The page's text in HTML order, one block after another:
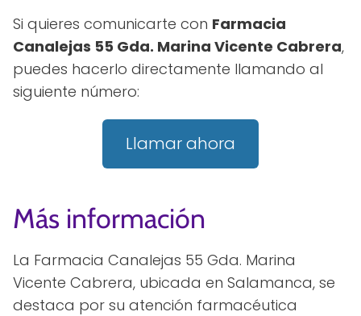
Si quieres comunicarte con Farmacia
Canalejas 55 Gda. Marina Vicente Cabrera,
puedes hacerlo directamente llamando al
siguiente número:
Llamar ahora
Más información
La Farmacia Canalejas 55 Gda. Marina
Vicente Cabrera, ubicada en Salamanca, se
destaca por su atención farmacéutica